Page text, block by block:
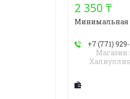
2 350 ₸
Минимальная
+7 (771)
Магазин